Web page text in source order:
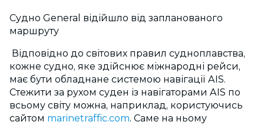
Судно General відійшло від запланованого
маршруту
Відповідно до світових правил судноплавства,
кожне судно, яке здійснює міжнародні рейси,
має бути обладнане системою навігації AIS.
Стежити за рухом суден із навігаторами AIS по
всьому світу можна, наприклад, користуючись
сайтом marinetraffic.com. Саме на ньому